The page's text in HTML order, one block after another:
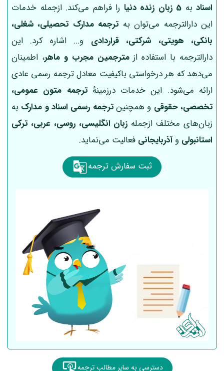
اسناد به 5 زبان زنده دنیا
را فراهم می‌کند. ازجمله خدمات
این دارالترجمه می‌توان به ترجمه مدارک تحصیلی، شغلی،
بانکی، هویتی، شرکتی، قراردادی و... اشاره کرد. این
دارالترجمه با استفاده ازمترجمین مجرب و ماهر، اطمینان
می‌دهد که هر درخواستی باکیفیت معادل ترجمه رسمی عادی
ارائه می‌شود. این خدمات درزمینهٔترجمه متون عمومی،
تخصصی، حقوقی و همچنینترجمه رسمی اسناد و مدارک به
زبان‌های مختلف ازجمله زبان انگلیسی، روسی، عربی، ترکی
استانبولی وآذربایجانی فعالیت می‌نماید.
ثبت سفارش ترجمه
دسترسی به سایر مطالب ترجمه